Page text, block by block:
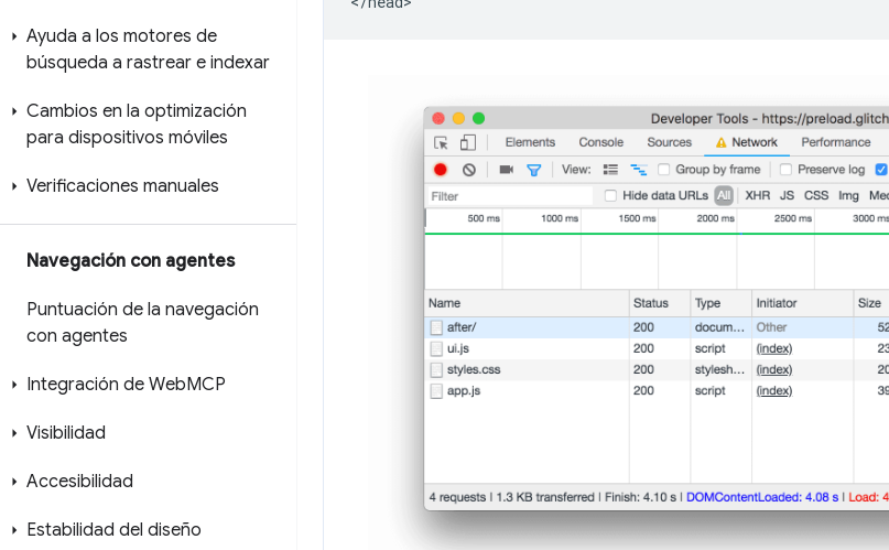
Ayuda a los motores de
búsqueda a rastrear e indexar
Cambios en la optimización
para dispositivos móviles
Verificaciones manuales
Navegación con agentes
Puntuación de la navegación
con agentes
Integración de WebMCP
Visibilidad
Accesibilidad
Estabilidad del diseño